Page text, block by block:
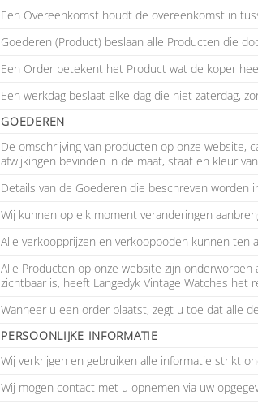
Een Overeenkomst houdt de overeenkomst in
Goederen (Product) beslaan alle Producten die
Een Order betekent het Product wat de koper
Een werkdag beslaat elke dag die niet zaterdag,
GOEDEREN
De omschrijving van producten op onze website,
afwijkingen bevinden in de maat, staat en kleur
Details van de Goederen die beschreven worden
Wij kunnen op elk moment veranderingen
Alle verkoopprijzen en verkoopboden kunnen ten
Alle Producten op onze website zijn
zichtbaar is, heeft Langedyk Vintage Watches het
Wanneer u een order plaatst, zegt u toe dat alle
PERSOONLIJKE INFORMATIE
Wij verkrijgen en gebruiken alle informatie strikt
Wij mogen contact met u opnemen via uw